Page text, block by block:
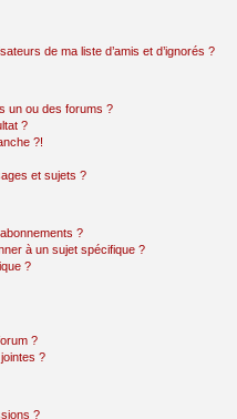
de ma liste d’amis et d’ignorés ?
un ou des forums ?
?
?!
et sujets ?
?
à un sujet spécifique ?
?
?
?
?